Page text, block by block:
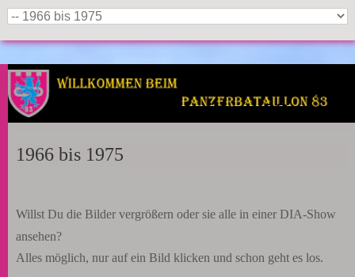
Panzerbataillon 83
1966 bis 1975
Willst Du die Bilder vergrößern oder sie alle in einer DIA-Show
ansehen?
Alles möglich, nur auf ein Bild klicken und schon geht es los.